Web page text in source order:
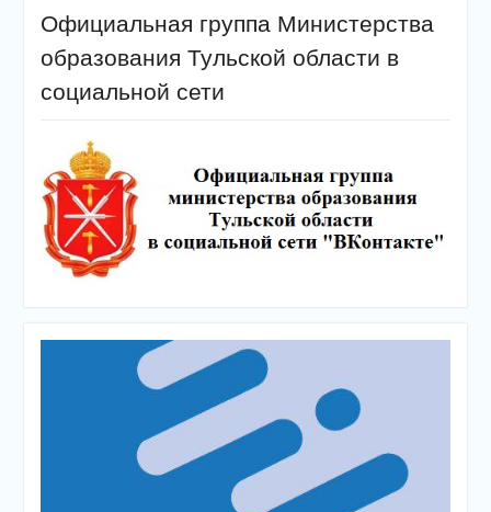
Официальная группа Министерства
образования Тульской области в
социальной сети